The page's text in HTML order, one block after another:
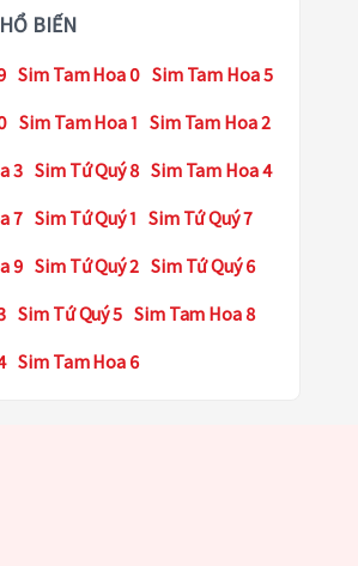
BIẾN
Sim Tam Hoa 0 Sim Tam Hoa 5
Sim Tam Hoa 1 Sim Tam Hoa 2
3 Sim Tứ Quý 8 Sim Tam Hoa 4
7 Sim Tứ Quý 1 Sim Tứ Quý 7
9 Sim Tứ Quý 2 Sim Tứ Quý 6
Sim Tứ Quý 5 Sim Tam Hoa 8
Sim Tam Hoa 6